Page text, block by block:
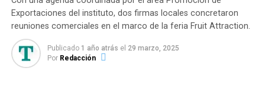
Las Placidas te trae los regalos hechos con mucho amor
para Mamá en su Día
de Promoción de las Exportaciones hasta el 3 de octubre
de 2025.
Esto les permitirá:
– Dar visibilidad a sus vinos ante sommeliers, prensa
Sucursales de Panaderías El Mundo
Compromiso social: donaciones y apoyo
comunitario
En línea con su misión de contribuir al progreso de la
Exportaciones del instituto, dos firmas locales concretaron
reuniones comerciales en el marco de la feria Fruit Attraction.
Publicado 1 año atrás el 29 marzo, 2025
Por Redacción